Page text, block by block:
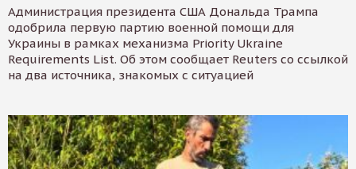
Администрация президента США Дональда Трампа
одобрила первую партию военной помощи для
Украины в рамках механизма Priority Ukraine
Requirements List. Об этом сообщает Reuters со ссылкой
на два источника, знакомых с ситуацией